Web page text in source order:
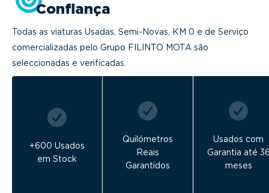
Confiança
Todas as viaturas Usadas, Semi-Novas, KM 0 e de Serviço
comercializadas pelo Grupo FILINTO MOTA são
seleccionadas e verificadas.
+600 Usados
em Stock
Quilómetros
Reais
Garantidos
Usados com
Garantia até
meses